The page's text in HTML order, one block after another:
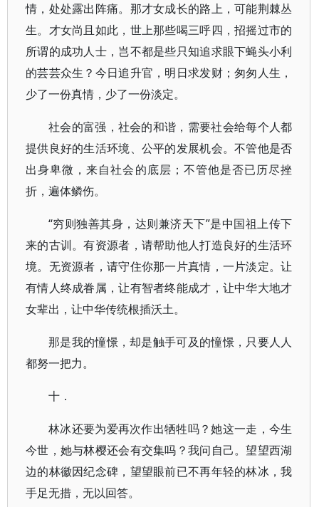
情，处处露出阵痛。那才女成长的路上，可能荆棘丛
生。才女尚且如此，世上那些喝三呼四，招摇过市的
所谓的成功人士，岂不都是些只知追求眼下蝇头小利
的芸芸众生？今日追升官，明日求发财；匆匆人生，
少了一份真情，少了一份淡定。
社会的富强，社会的和谐，需要社会给每个人都
提供良好的生活环境、公平的发展机会。不管他是否
出身卑微，来自社会的底层；不管他是否已历尽挫
折，遍体鳞伤。
“穷则独善其身，达则兼济天下”是中国祖上传下
来的古训。有资源者，请帮助他人打造良好的生活环
境。无资源者，请守住你那一片真情，一片淡定。让
有情人终成眷属，让有智者终能成才，让中华大地才
女辈出，让中华传统根插沃土。
那是我的憧憬，却是触手可及的憧憬，只要人人
都努一把力。
十．
林冰还要为爱再次作出牺牲吗？她这一走，今生
今世，她与林樱还会有交集吗？我问自己。望望西湖
边的林徽因纪念碑，望望眼前已不再年轻的林冰，我
手足无措，无以回答。